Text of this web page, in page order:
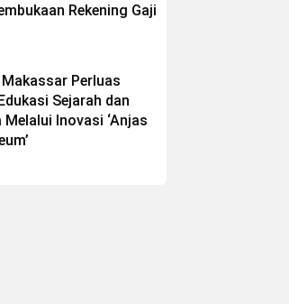
Rekening Gaji
Perluas
Sejarah dan
Melalui Inovasi ‘Anjas